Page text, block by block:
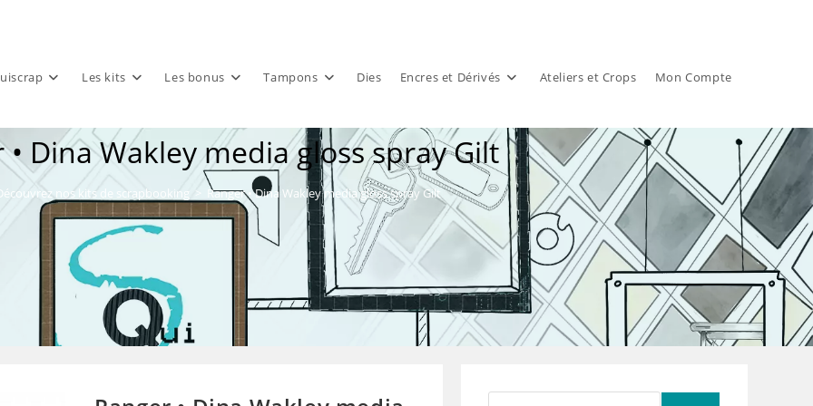
Les kits Les bonus Tampons Dies Encres et Dérivés Ateliers et Crops Mon Compte
• Dina Wakley media gloss spray Gilt
nos kits de scrapbooking > Ranger • Dina Wakley media gloss spray Gilt